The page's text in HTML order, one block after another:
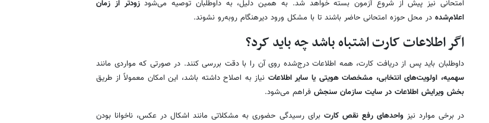
امتحانی نیز پیش از شروع آزمون بسته خواهد شد. به همین دلیل، به داوطلبان توصیه می‌شودزودتر از زمان
اعلام‌شده در محل حوزه امتحانی حاضر باشند تا با مشکل ورود دیرهنگام روبه‌رو نشوند.
اگر اطلاعات کارت اشتباه باشد چه باید کرد؟
داوطلبان باید پس از دریافت کارت، همه اطلاعات درج‌شده روی آن را با دقت بررسی کنند. در صورتی که مواردی مانند
سهمیه، اولویت‌های انتخابی، مشخصات هویتی یا سایر اطلاعات نیاز به اصلاح داشته باشد، این امکان معمولاً از طریق
بخش ویرایش اطلاعات در سایت سازمان سنجش فراهم می‌شود.
در برخی موارد نیزواحدهای رفع نقص کارت برای رسیدگی حضوری به مشکلاتی مانند اشکال در عکس، ناخوانا بودن